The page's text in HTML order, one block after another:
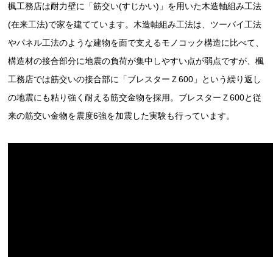
楓工務店は耐力壁に「筋交い(すじかい)」を用いた木造軸組み工法
(在来工法)で家を建てています。木造軸組み工法は、ツーバイ工法
やパネル工法のような建物を面で支えるモノコック構造に比べて、
構造材の接合部分に地震の負荷が集中しやすい点が弱点ですが、楓
工務店では筋交いの接合部に「ブレスターＺ600」という繰り返し
の地震にも粘り強く耐える筋交金物を採用。ブレスターＺ600と従
来の筋交い金物を震度6強を加震した実験も行っています。